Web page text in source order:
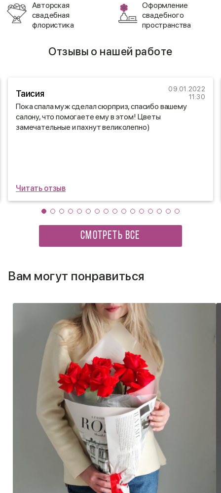
Авторская
свадебная
флористика
Оформление
свадебного
пространства
Отзывы о нашей работе
Таисия
09.01.2022
11:30
Пока спала муж сделал сюрприз, спасибо вашему
салону, что помогаете ему в этом! Цветы
замечательные и пахнут великолепно)
Читать отзыв
СМОТРЕТЬ ВСЕ
Вам могут понравиться